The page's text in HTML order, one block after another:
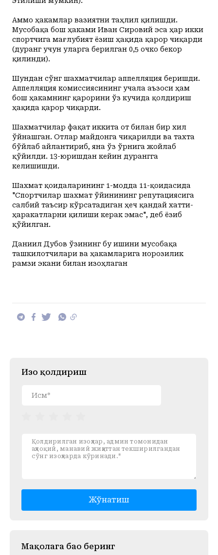
Аммо ҳакамлар вазиятни таҳлил қилишди.
Мусобақа бош ҳаками Иван Сировий эса ҳар икки
спортчига мағлубият ёзиш ҳақида қарор чиқарди
(дуранг учун уларга берилган 0,5 очко бекор
қилинди).
Шундан сўнг шахматчилар аппелляция беришди.
Аппелляция комиссиясининг учала аъзоси ҳам
бош ҳакамнинг қарорини ўз кучида қолдириш
ҳақида қарор чиқарди.
Шахматчилар фақат иккита от билан бир хил
ўйнашган. Отлар майдонга чиқарилди ва тахта
бўйлаб айлантириб, яна ўз ўрнига жойлаб
қўйилди. 13-юришдан кейин дурангга
келишишди.
Шахмат қоидаларининг 1-модда 11-қоидасида
"Спортчилар шахмат ўйинининг репутациясига
салбий таъсир кўрсатадиган ҳеч қандай хатти-
ҳаракатларни қилиши керак эмас", деб ёзиб
қўйилган.
Даниил Дубов ўзининг бу ишини мусобақа
ташкилотчилари ва ҳакамларига норозилик
рамзи экани билан изоҳлаган
Изоҳ қолдириш
Жўнатиш
Mақолага баҳо беринг